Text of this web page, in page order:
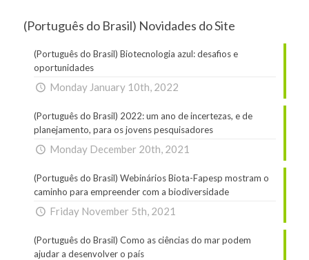
(Português do Brasil) Novidades do Site
(Português do Brasil) Biotecnologia azul: desafios e
oportunidades
Monday January 10th, 2022
(Português do Brasil) 2022: um ano de incertezas, e de
planejamento, para os jovens pesquisadores
Monday December 20th, 2021
(Português do Brasil) Webinários Biota-Fapesp mostram o
caminho para empreender com a biodiversidade
Friday November 5th, 2021
(Português do Brasil) Como as ciências do mar podem
ajudar a desenvolver o país